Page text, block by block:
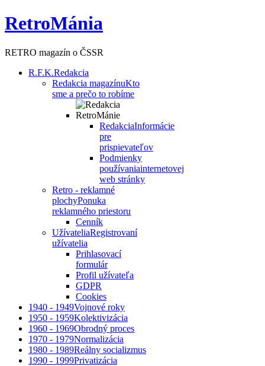
RetroMánia
RETRO magazín o ČSSR
R.F.K.Redakcia
Redakcia magazínuKto
sme a prečo to robíme
RedakciaInformácie
pre
prispievateľov
Podmienky
používaniainternetovej
web stránky
Retro - reklamné
plochyPonuka
reklamného priestoru
Cenník
UžívateliaRegistrovaní
užívatelia
Prihlasovací
formulár
Profil užívateľa
GDPR
Cookies
1940 - 1949Vojnové roky
1950 - 1959Kolektivizácia
1960 - 1969Obrodný proces
1970 - 1979Normalizácia
1980 - 1989Reálny socializmus
1990 - 1999Privatizácia